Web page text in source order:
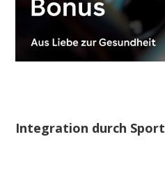
Integration durch Sport